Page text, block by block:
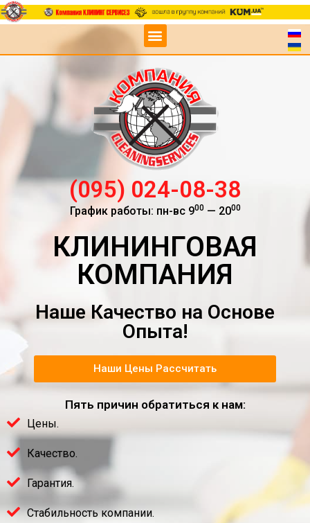
(095) 024-08-38
График работы: пн-вс 900— 2000
КЛИНИНГОВАЯ
КОМПАНИЯ
Наше Качество на Основе
Опыта!
Наши Цены Рассчитать
Пять причин обратиться к нам:
Цены.
Качество.
Гарантия.
Стабильность компании.